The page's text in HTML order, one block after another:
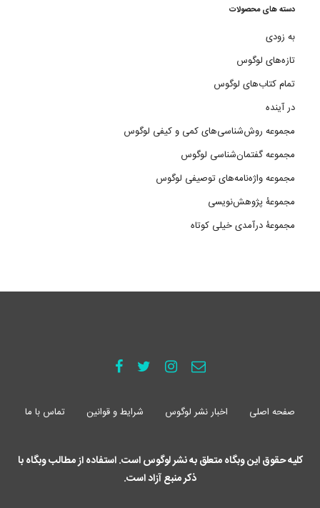
دسته های محصولات
به زودی
تازه‌های لوگوس
تمام کتاب‌های لوگوس
در آینده
مجموعه روش‌شناسی‌های کمی و کیفی لوگوس
مجموعه گفتمان‌شناسی لوگوس
مجموعه واژه‌نامه‌های توصیفی لوگوس
مجموعۀ پژوهش‌نویسی
مجموعۀ درآمدی خیلی کوتاه
صفحه اصلی اخبار نشر لوگوس شرایط و قوانین تماس با ما
کلیه حقوق این وبگاه متعلق به نشر لوگوس است. استفاده از مطالب وبگاه با
ذکر منبع آزاد است.